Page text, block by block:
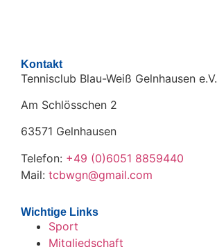
Kontakt
Tennisclub Blau-Weiß Gelnhausen e.V.
Am Schlösschen 2
63571 Gelnhausen
Telefon: +49 (0)6051 8859440
Mail: tcbwgn@gmail.com
Wichtige Links
Sport
Mitgliedschaft